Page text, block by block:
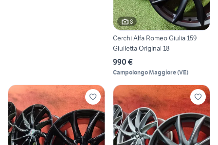
8
Cerchi Alfa Romeo Giulia 159
Giulietta Original 18
990 €
Campolongo Maggiore(VE)